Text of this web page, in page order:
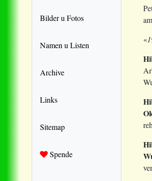
Bilder u Fotos
Namen u Listen
Archive
Links
Sitemap
Spende
«